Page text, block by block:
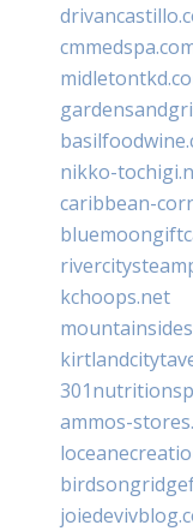
nikko-
caribbean-
kchoops.net
ammos-